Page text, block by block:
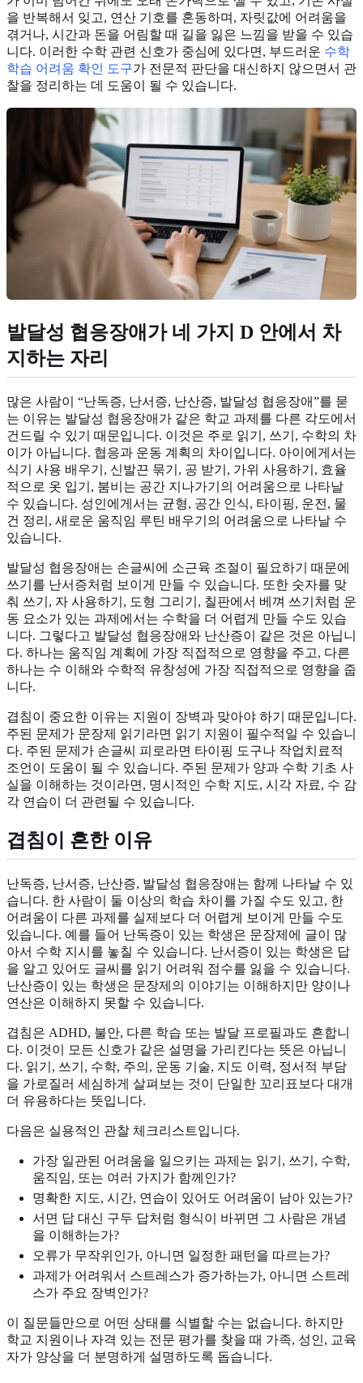
을 반복해서 잊고, 연산 기호를 혼동하며, 자릿값에 어려움을
겪거나, 시간과 돈을 어림할 때 길을 잃은 느낌을 받을 수 있습
니다. 이러한 수학 관련 신호가 중심에 있다면, 부드러운 수학
학습 어려움 확인 도구가 전문적 판단을 대신하지 않으면서 관
찰을 정리하는 데 도움이 될 수 있습니다.
발달성 협응장애가 네 가지 D 안에서 차
지하는 자리
많은 사람이 “난독증, 난서증, 난산증, 발달성 협응장애”를 묻
는 이유는 발달성 협응장애가 같은 학교 과제를 다른 각도에서
건드릴 수 있기 때문입니다. 이것은 주로 읽기, 쓰기, 수학의 차
이가 아닙니다. 협응과 운동 계획의 차이입니다. 아이에게서는
식기 사용 배우기, 신발끈 묶기, 공 받기, 가위 사용하기, 효율
적으로 옷 입기, 붐비는 공간 지나가기의 어려움으로 나타날
수 있습니다. 성인에게서는 균형, 공간 인식, 타이핑, 운전, 물
건 정리, 새로운 움직임 루틴 배우기의 어려움으로 나타날 수
있습니다.
발달성 협응장애는 손글씨에 소근육 조절이 필요하기 때문에
쓰기를 난서증처럼 보이게 만들 수 있습니다. 또한 숫자를 맞
춰 쓰기, 자 사용하기, 도형 그리기, 칠판에서 베껴 쓰기처럼 운
동 요소가 있는 과제에서는 수학을 더 어렵게 만들 수도 있습
니다. 그렇다고 발달성 협응장애와 난산증이 같은 것은 아닙니
다. 하나는 움직임 계획에 가장 직접적으로 영향을 주고, 다른
하나는 수 이해와 수학적 유창성에 가장 직접적으로 영향을 줍
니다.
겹침이 중요한 이유는 지원이 장벽과 맞아야 하기 때문입니다.
주된 문제가 문장제 읽기라면 읽기 지원이 필수적일 수 있습니
다. 주된 문제가 손글씨 피로라면 타이핑 도구나 작업치료적
조언이 도움이 될 수 있습니다. 주된 문제가 양과 수학 기초 사
실을 이해하는 것이라면, 명시적인 수학 지도, 시각 자료, 수 감
각 연습이 더 관련될 수 있습니다.
겹침이 흔한 이유
난독증, 난서증, 난산증, 발달성 협응장애는 함께 나타날 수 있
습니다. 한 사람이 둘 이상의 학습 차이를 가질 수도 있고, 한
어려움이 다른 과제를 실제보다 더 어렵게 보이게 만들 수도
있습니다. 예를 들어 난독증이 있는 학생은 문장제에 글이 많
아서 수학 지시를 놓칠 수 있습니다. 난서증이 있는 학생은 답
을 알고 있어도 글씨를 읽기 어려워 점수를 잃을 수 있습니다.
난산증이 있는 학생은 문장제의 이야기는 이해하지만 양이나
연산은 이해하지 못할 수 있습니다.
겹침은 ADHD, 불안, 다른 학습 또는 발달 프로필과도 흔합니
다. 이것이 모든 신호가 같은 설명을 가리킨다는 뜻은 아닙니
다. 읽기, 쓰기, 수학, 주의, 운동 기술, 지도 이력, 정서적 부담
을 가로질러 세심하게 살펴보는 것이 단일한 꼬리표보다 대개
더 유용하다는 뜻입니다.
다음은 실용적인 관찰 체크리스트입니다.
가장 일관된 어려움을 일으키는 과제는 읽기, 쓰기, 수학,
움직임, 또는 여러 가지가 함께인가?
명확한 지도, 시간, 연습이 있어도 어려움이 남아 있는가?
서면 답 대신 구두 답처럼 형식이 바뀌면 그 사람은 개념
을 이해하는가?
오류가 무작위인가, 아니면 일정한 패턴을 따르는가?
과제가 어려워서 스트레스가 증가하는가, 아니면 스트레
스가 주요 장벽인가?
이 질문들만으로 어떤 상태를 식별할 수는 없습니다. 하지만
학교 지원이나 자격 있는 전문 평가를 찾을 때 가족, 성인, 교육
자가 양상을 더 분명하게 설명하도록 돕습니다.